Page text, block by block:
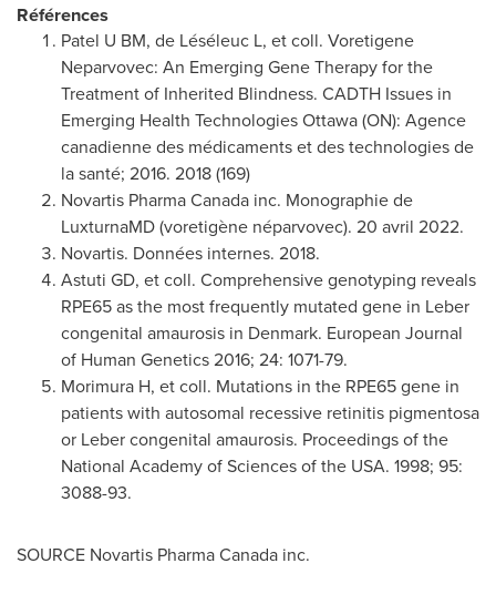
Références
Patel U BM, de Léséleuc L, et coll. Voretigene
Neparvovec: An Emerging Gene Therapy for the
Treatment of Inherited Blindness. CADTH Issues in
Emerging Health Technologies Ottawa (ON): Agence
canadienne des médicaments et des technologies de
la santé; 2016. 2018 (169)
Novartis Pharma Canada inc. Monographie de
LuxturnaMD (voretigène néparvovec). 20 avril 2022.
Novartis. Données internes. 2018.
Astuti GD, et coll. Comprehensive genotyping reveals
RPE65 as the most frequently mutated gene in Leber
congenital amaurosis in Denmark. European Journal
of Human Genetics 2016; 24: 1071-79.
Morimura H, et coll. Mutations in the RPE65 gene in
patients with autosomal recessive retinitis pigmentosa
or Leber congenital amaurosis. Proceedings of the
National Academy of Sciences of the USA. 1998; 95:
3088-93.
SOURCE Novartis Pharma Canada inc.